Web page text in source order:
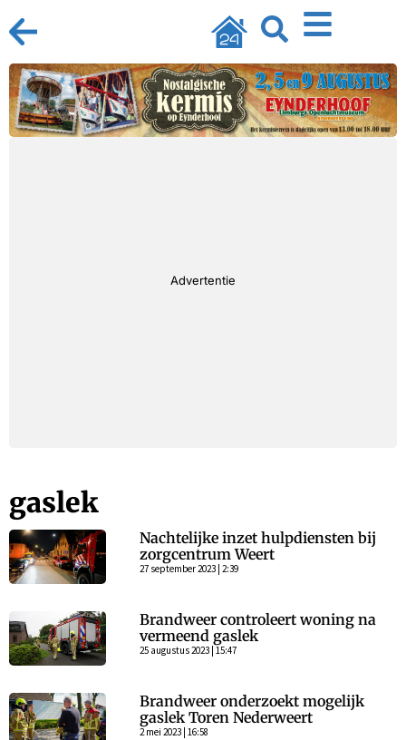
Advertentie
gaslek
Nachtelijke inzet hulpdiensten bij
zorgcentrum Weert
27 september 2023 | 2:39
Brandweer controleert woning na
vermeend gaslek
25 augustus 2023 | 15:47
Brandweer onderzoekt mogelijk
gaslek Toren Nederweert
2 mei 2023 | 16:58